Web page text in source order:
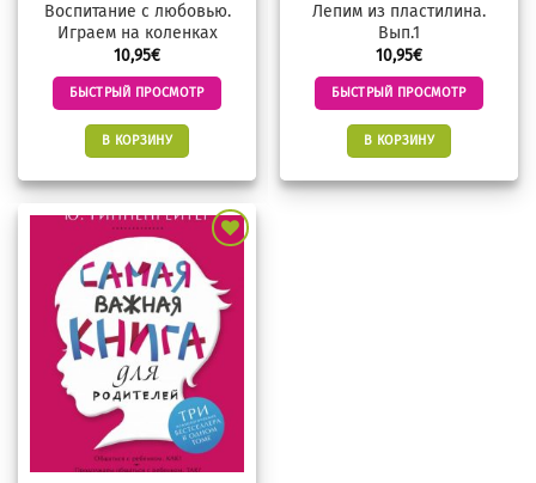
Воспитание с любовью.
Играем на коленках
10,95€
БЫСТРЫЙ ПРОСМОТР
В КОРЗИНУ
Лепим из пластилина.
Вып.1
10,95€
БЫСТРЫЙ ПРОСМОТР
В КОРЗИНУ
Добавить
избранное